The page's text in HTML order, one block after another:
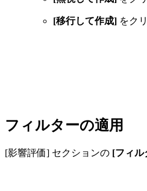
[移行して作成] をク
フィルターの適用
[影響評価] セクションの [フィル